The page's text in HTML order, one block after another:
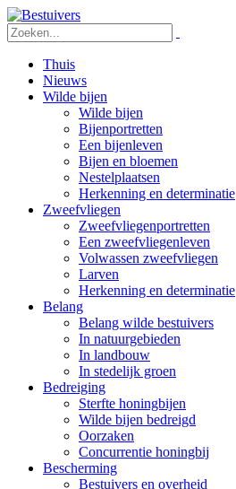
Thuis
Nieuws
Wilde bijen
Wilde bijen
Bijenportretten
Een bijenleven
Bijen en bloemen
Nestelplaatsen
Herkenning en determinatie
Zweefvliegen
Zweefvliegenportretten
Een zweefvliegenleven
Volwassen zweefvliegen
Larven
Herkenning en determinatie
Belang
Belang wilde bestuivers
In natuurgebieden
In landbouw
In stedelijk groen
Bedreiging
Sterfte honingbijen
Wilde bijen bedreigd
Oorzaken
Concurrentie honingbij
Bescherming
Bestuivers en overheid